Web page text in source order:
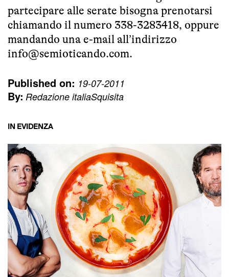
partecipare alle serate bisogna prenotarsi
chiamando il numero 338-3283418, oppure
mandando una e-mail all’indirizzo
info@semioticando.com.
Published on: 19-07-2011
By: Redazione italiaSquisita
IN EVIDENZA